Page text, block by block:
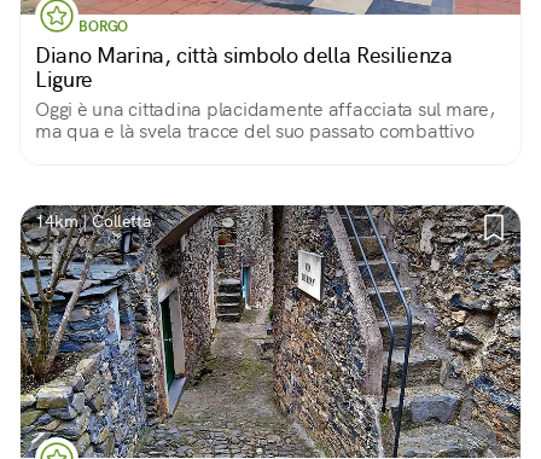
BORGO
Diano Marina, città simbolo della Resilienza
Ligure
Oggi è una cittadina placidamente affacciata sul mare,
ma qua e là svela tracce del suo passato combattivo
14km | Colletta